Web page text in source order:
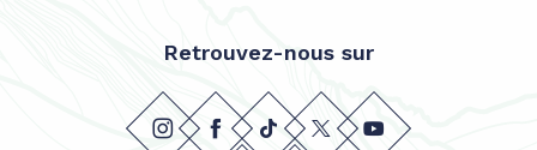
Retrouvez-nous sur